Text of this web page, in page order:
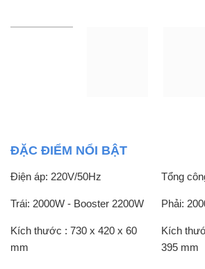
ĐẶC ĐIỂM NỔI BẬT
Điện áp: 220V/50Hz Tổng
Trái: 2000W - Booster 2200W Phải:
Kích thước : 730 x 420 x 60
mm
Kích
395 mm